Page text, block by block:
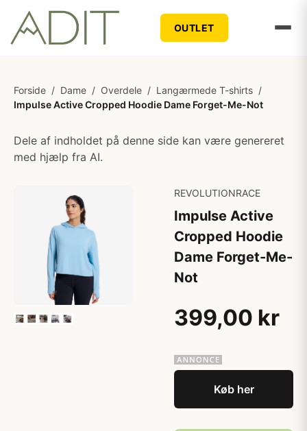
OUTLET
Forside / Dame / Overdele / Langærmede T-shirts /
Impulse Active Cropped Hoodie Dame Forget-Me-Not
Dele af indholdet på denne side kan være genereret
med hjælp fra AI.
REVOLUTIONRACE
Impulse Active
Cropped Hoodie
Dame Forget-Me-
Not
399,00 kr
Køb her